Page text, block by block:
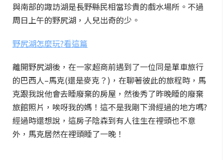
與南部的諏訪湖是長野縣民相當珍貴的戲水場所。不過
周日上午的野尻湖，人兒出奇的少。
野尻湖怎麼玩?看這篇
離開野尻湖後，在一家超商前遇到了一位同是單車旅行
的巴西人–馬克(還是麥克？)，在聊著彼此的旅程時，馬
克跟我說他會去睡廢棄的房屋，然後秀了昨晚睡的廢棄
旅館照片，唉呀我的媽！這不是我剛下滑經過的地方嗎?
經過時還想說，這房子陰森到有人往生在裡頭也不意
外，馬克居然在裡頭睡了一晚！